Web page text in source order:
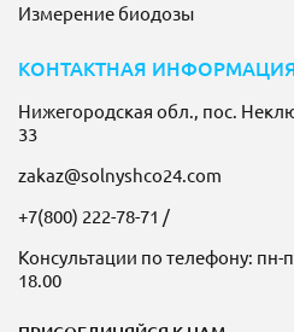
Измерение биодозы
КОНТАКТНАЯ
Нижегородская обл., пос.
33
zakaz@solnyshco24.com
+7(800) 222-78-71 /
Консультации по телефону: пн-
18.00